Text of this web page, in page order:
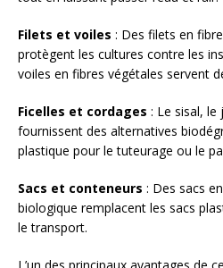
Filets et voiles : Des filets en
protègent les cultures contre les
voiles en fibres végétales servent
Ficelles et cordages : Le sisal, le
fournissent des alternatives
plastique pour le tuteurage ou le
Sacs et conteneurs : Des sacs
biologique remplacent les sacs
le transport.